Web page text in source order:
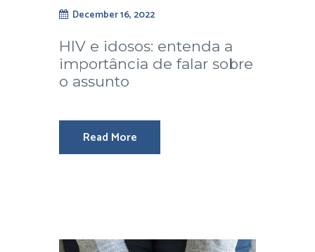
December 16, 2022
HIV e idosos: entenda a
importância de falar sobre
o assunto
Read More